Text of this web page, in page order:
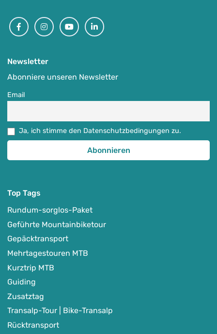
Achensee - Auf Karte anzeigen
Alpenüberquerung, Transalp & Alpencross
05.09.-13.09.2026
ab 1.839€
Detail Anzeigen
FacebookInstagramYoutubeLinkedin
Newsletter
Abonniere unseren Newsletter
Email
Ja, ich stimme den Datenschutzbedingungen zu.
Top Tags
Rundum-sorglos-Paket
Geführte Mountainbiketour
Gepäcktransport
Mehrtagestouren MTB
Kurztrip MTB
Guiding
Zusatztag
Transalp-Tour | Bike-Transalp
Rücktransport